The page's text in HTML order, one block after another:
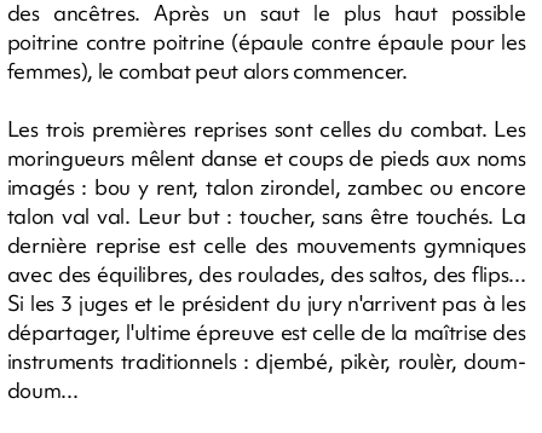
des ancêtres. Après un saut le plus haut possible
poitrine contre poitrine (épaule contre épaule pour les
femmes), le combat peut alors commencer.
Les trois premières reprises sont celles du combat. Les
moringueurs mêlent danse et coups de pieds aux noms
imagés : bou y rent, talon zirondel, zambec ou encore
talon val val. Leur but : toucher, sans être touchés. La
dernière reprise est celle des mouvements gymniques
avec des équilibres, des roulades, des saltos, des flips...
Si les 3 juges et le président du jury n'arrivent pas à les
départager, l'ultime épreuve est celle de la maîtrise des
instruments traditionnels : djembé, pikèr, roulèr, doum-
doum...